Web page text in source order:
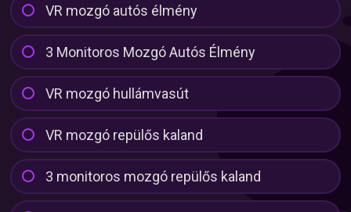
VR mozgó autós élmény
3 Monitoros Mozgó Autós Élmény
VR mozgó hullámvasút
VR mozgó repülős kaland
3 monitoros mozgó repülős kaland